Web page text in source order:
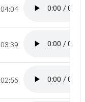
04:04
03:39
02:56